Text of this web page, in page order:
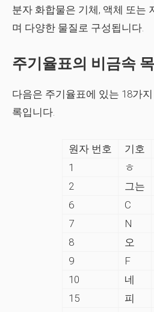
분자 화합물은 기체, 액체 또는
며 다양한 물질로 구성됩니다.
주기율표의 비금속
다음은 주기율표에 있는 18가
록입니다.
원자 번호 기호
1
ㅎ
2
그는
6
C
7
N
8
오
9
F
10
네
15
피